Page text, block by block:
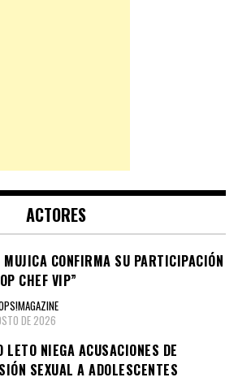
ACTORES
CONFIRMA SU PARTICIPACIÓN
CHEF VIP”
DE 2026
LETO NIEGA ACUSACIONES DE
SEXUAL A ADOLESCENTES